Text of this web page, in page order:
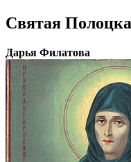
Святая
Дарья Филатова